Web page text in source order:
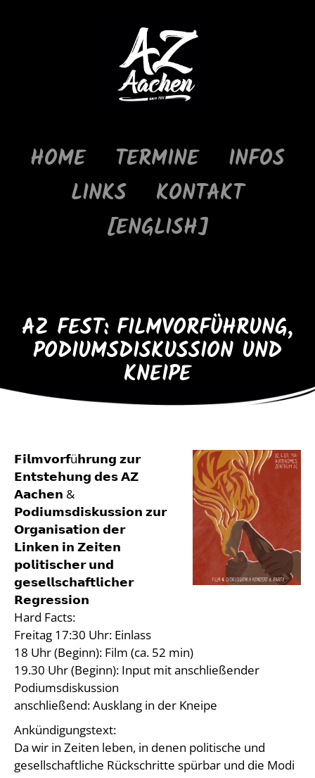
HOME TERMINE
INFOS
LINKS
KONTAKT
[ENGLISH]
AZ FEST: FILMVORFÜHRUNG,
PODIUMSDISKUSSION UND
KNEIPE
𝗙𝗶𝗹𝗺𝘃𝗼𝗿𝗳ü𝗵𝗿𝘂𝗻𝗴 𝘇𝘂𝗿
𝗘𝗻𝘁𝘀𝘁𝗲𝗵𝘂𝗻𝗴 𝗱𝗲𝘀 𝗔𝗭
𝗔𝗮𝗰𝗵𝗲𝗻 &
𝗣𝗼𝗱𝗶𝘂𝗺𝘀𝗱𝗶𝘀𝗸𝘂𝘀𝘀𝗶𝗼𝗻 𝘇𝘂𝗿
𝗢𝗿𝗴𝗮𝗻𝗶𝘀𝗮𝘁𝗶𝗼𝗻 𝗱𝗲𝗿
𝗟𝗶𝗻𝗸𝗲𝗻 𝗶𝗻 𝗭𝗲𝗶𝘁𝗲𝗻
𝗽𝗼𝗹𝗶𝘁𝗶𝘀𝗰𝗵𝗲𝗿 𝘂𝗻𝗱
𝗴𝗲𝘀𝗲𝗹𝗹𝘀𝗰𝗵𝗮𝗳𝘁𝗹𝗶𝗰𝗵𝗲𝗿
𝗥𝗲𝗴𝗿𝗲𝘀𝘀𝗶𝗼𝗻
Hard Facts:
Freitag 17:30 Uhr: Einlass
18 Uhr (Beginn): Film (ca. 52 min)
19.30 Uhr (Beginn): Input mit anschließender
Podiumsdiskussion
anschließend: Ausklang in der Kneipe
Ankündigungstext:
Da wir in Zeiten leben, in denen politische und
gesellschaftliche Rückschritte spürbar und die Modi